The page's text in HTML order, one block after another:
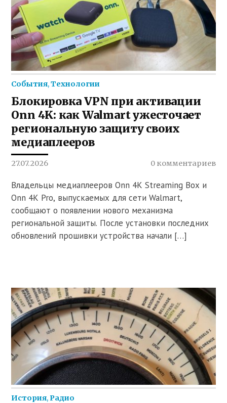
События,Технологии
Блокировка VPN при активации
Onn 4K: как Walmart ужесточает
региональную защиту своих
медиаплееров
27.07.2026 0 комментариев
Владельцы медиаплееров Onn 4K Streaming Box и
Onn 4K Pro, выпускаемых для сети Walmart,
сообщают о появлении нового механизма
региональной защиты. После установки последних
обновлений прошивки устройства начали […]
История, Радио